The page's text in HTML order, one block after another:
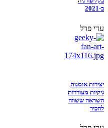
ב-2021
עדי פרל
יצירות אומנות
גיקיות מעוררות
השראה ששווה
להכיר